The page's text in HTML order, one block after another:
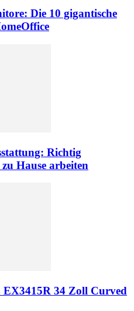
Die 10 gigantische
Richtig
Hause arbeiten
34 Zoll Curved